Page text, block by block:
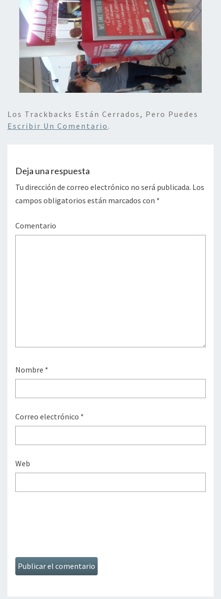
Los Trackbacks Están Cerrados, Pero Puedes
Escribir Un Comentario .
Deja una respuesta
Tu dirección de correo electrónico no será publicada. Los
campos obligatorios están marcados con *
Comentario
Nombre *
Correo electrónico *
Web